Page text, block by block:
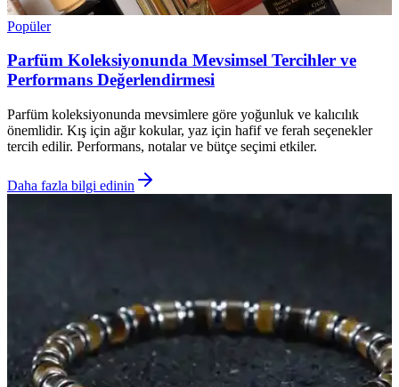
Popüler
Parfüm Koleksiyonunda Mevsimsel Tercihler ve
Performans Değerlendirmesi
Parfüm koleksiyonunda mevsimlere göre yoğunluk ve kalıcılık
önemlidir. Kış için ağır kokular, yaz için hafif ve ferah seçenekler
tercih edilir. Performans, notalar ve bütçe seçimi etkiler.
Daha fazla bilgi edinin